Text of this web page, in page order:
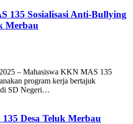
135 Sosialisasi Anti-Bullying
Merbau
– Mahasiswa KKN MAS 135
program kerja bertajuk
di SD Negeri…
Desa Teluk Merbau